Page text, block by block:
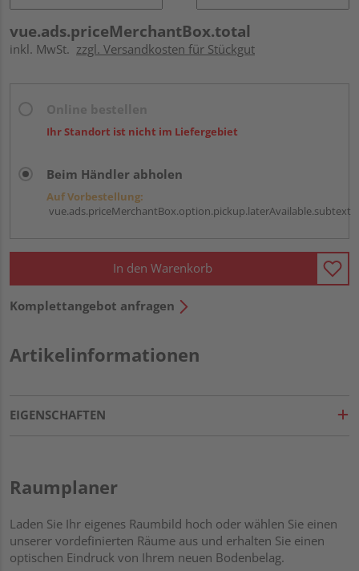
vue.ads.priceMerchantBox.total
inkl. MwSt. zzgl. Versandkosten für Stückgut
Ihr Standort ist nicht im Liefergebiet
Beim Händler abholen
Auf Vorbestellung:
vue.ads.priceMerchantBox.option.pickup.laterAvailable.subtext
In den Warenkorb
Komplettangebot anfragen
Artikelinformationen
EIGENSCHAFTEN
Raumplaner
Laden Sie Ihr eigenes Raumbild hoch oder wählen Sie einen
unserer vordefinierten Räume aus und erhalten Sie einen
optischen Eindruck von Ihrem neuen Bodenbelag.